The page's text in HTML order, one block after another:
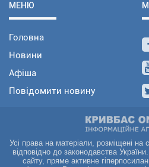
МЕНЮ
Головна
Новини
Афіша
Повідомити новину
Усі права на матеріали, розміщені на
відповідно до законодавства
сайту, пряме активне